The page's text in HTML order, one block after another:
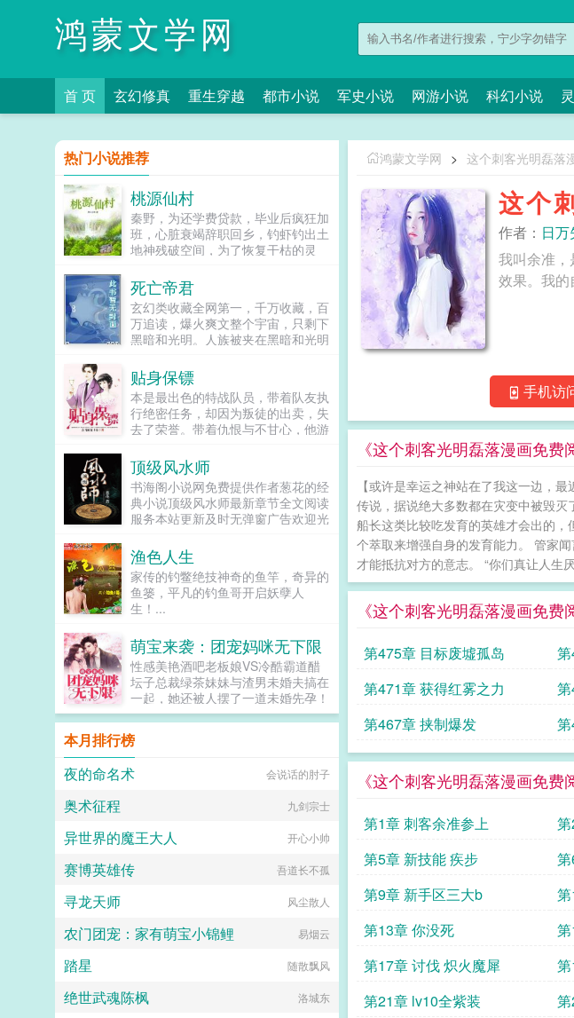
鸿蒙文学网
首 页 玄幻修真 重生穿越 都市小说 军史小说 网游小说 科幻小说
鸿蒙文学网 > 这个刺客光明磊落
这个
作者： 日万
我叫余准
手机访
《这个刺客光明磊落漫画免
【或许是幸运之神站在了我这一边，
传说，据说绝大多数都在灾变中被毁灭
船长这类比较吃发育的英雄才会出的
个萃取来增强自身的发育能力。 管家
才能抵抗对方的意志。 “你们真让人生
《这个刺客光明磊落漫画免费
第475章 目标废墟孤岛
第471章 获得红雾之力
第467章 挟制爆发
《这个刺客光明磊落漫画免费
第1章 刺客余准参上
第5章 新技能 疾步
第9章 新手区三大b
第13章 你没死
第17章 讨伐 炽火魔犀
第21章 lv10全紫装
热门小说推荐
桃源仙村
秦野，为还学费贷款，毕业后疯狂加
班，心脏衰竭辞职回乡，钓虾钓出土
地神残破空间，为了恢复干枯的灵
间，利用灵泉种田养鱼，遛鹅逗猴，
骑蛟龙，宠小妹，采菊篱笆下，悠然
看夕阳...
死亡帝君
玄幻类收藏全网第一，千万收藏，百
万追读，爆火爽文整个宇宙，只剩下
黑暗和光明。人族被夹在黑暗和光明
的英杰前仆后继，为了信仰和自由，
洒血于九天之上，埋骨于九幽之下。
哪怕无数英魂消散，仍有英杰对着苍
天发出怒吼哪怕我人族流尽最后一滴
血，也绝不为奴。境界武徒，武士，
贴身保镖
本是最出色的特战队员，带着队友执
行绝密任务，却因为叛徒的出卖，失
去了荣誉。带着仇恨与不甘心，他游
活，却因为一次意外被美女总裁给看
中了，成为女总裁的贴身保镖。...
顶级风水师
书海阁小说网免费提供作者葱花的经
典小说顶级风水师最新章节全文阅读
服务本站更新及时无弹窗广告欢迎光
渔色人生
家传的钓鳖绝技神奇的鱼竿，奇异的
鱼篓，平凡的钓鱼哥开启妖孽人
生！...
萌宝来袭：团宠妈咪无下限
性感美艳酒吧老板娘VS冷酷霸道醋
坛子总裁绿茶妹妹与渣男未婚夫搞在
一起，她还被人摆了一道未婚先孕！
不曾想竟然得到天才萌宝，六年后带
娃归来！她决心发展事业，虐渣打
婊！某妹妹咬牙切齿姐夫太香，我要
冲了！某傲娇总裁有多远滚多远，我
的心只属于冉冉！...
本月排行榜
夜的命名术
会说话的肘子
奥术征程 九剑宗士
异世界的魔王大人 开心小帅
赛博英雄传 吾道长不孤
寻龙天师 风尘散人
农门团宠：家有萌宝小锦鲤 易烟云
踏星 随散飘风
绝世武魂陈枫 洛城东